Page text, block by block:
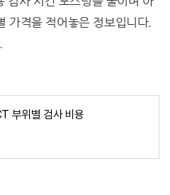
가격을 적어놓은 정보입니다.
부위별 검사 비용